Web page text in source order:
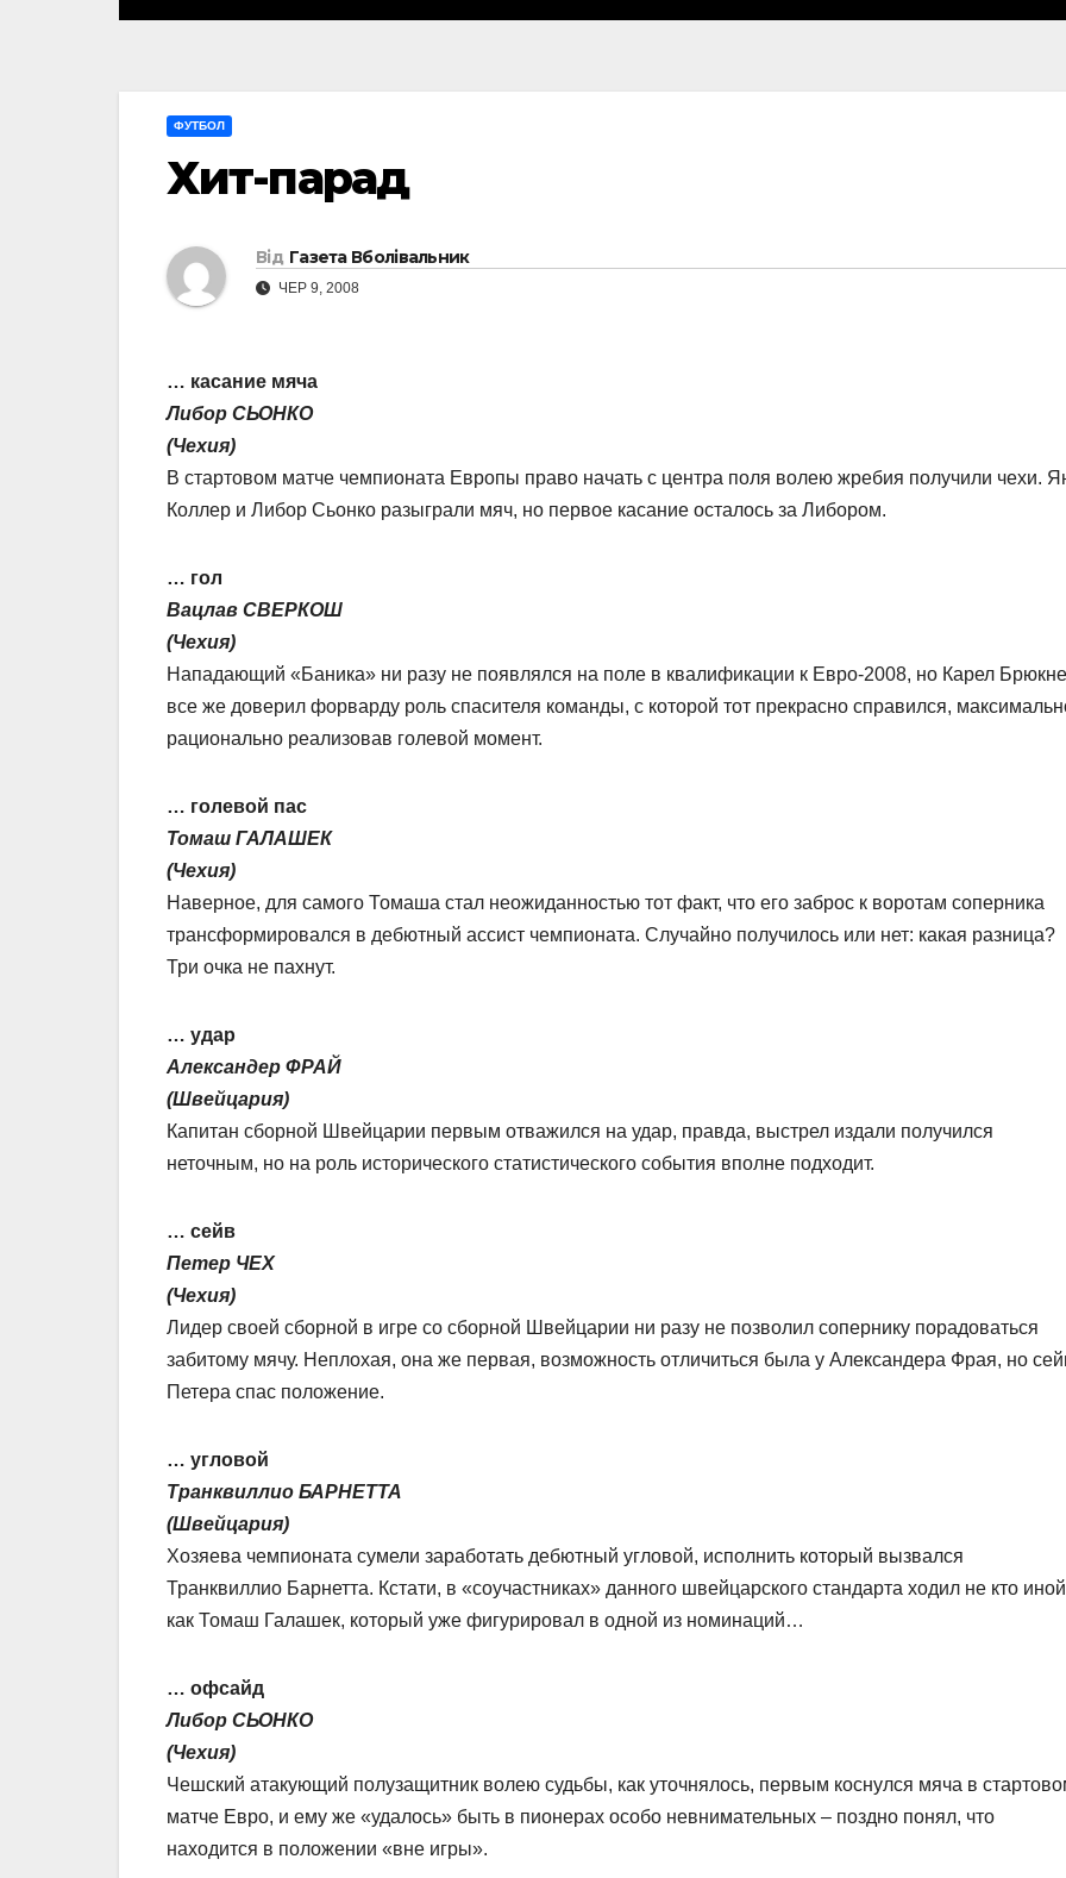
ФУТБОЛ
Хит-парад
Від Газета Вболівальник
ЧЕР 9, 2008
… касание мяча
Либор СЬОНКО
(Чехия)
В стартовом матче чемпионата Европы право начать с центра поля волею жребия получили чехи.
Коллер и Либор Сьонко разыграли мяч, но первое касание осталось за Либором.
… гол
Вацлав СВЕРКОШ
(Чехия)
Нападающий «Баника» ни разу не появлялся на поле в квалификации к Евро-2008, но Карел
все же доверил форварду роль спасителя команды, с которой тот прекрасно справился,
рационально реализовав голевой момент.
… голевой пас
Томаш ГАЛАШЕК
(Чехия)
Наверное, для самого Томаша стал неожиданностью тот факт, что его заброс к воротам соперника
трансформировался в дебютный ассист чемпионата. Случайно получилось или нет: какая разница?
Три очка не пахнут.
… удар
Александер ФРАЙ
(Швейцария)
Капитан сборной Швейцарии первым отважился на удар, правда, выстрел издали получился
неточным, но на роль исторического статистического события вполне подходит.
… сейв
Петер ЧЕХ
(Чехия)
Лидер своей сборной в игре со сборной Швейцарии ни разу не позволил сопернику порадоваться
забитому мячу. Неплохая, она же первая, возможность отличиться была у Александера Фрая, но
Петера спас положение.
… угловой
Транквиллио БАРНЕТТА
(Швейцария)
Хозяева чемпионата сумели заработать дебютный угловой, исполнить который вызвался
Транквиллио Барнетта. Кстати, в «соучастниках» данного швейцарского стандарта ходил не кто
как Томаш Галашек, который уже фигурировал в одной из номинаций…
… офсайд
Либор СЬОНКО
(Чехия)
Чешский атакующий полузащитник волею судьбы, как уточнялось, первым коснулся мяча в
матче Евро, и ему же «удалось» быть в пионерах особо невнимательных – поздно понял, что
находится в положении «вне игры».